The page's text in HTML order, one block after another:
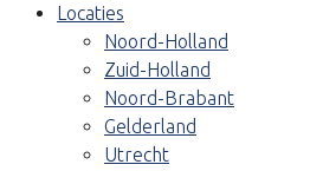
Locaties
Noord-Holland
Zuid-Holland
Noord-Brabant
Gelderland
Utrecht